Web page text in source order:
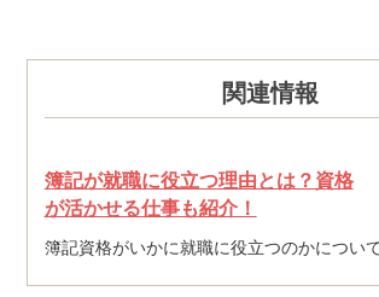
関連情報
簿記が就職に役立つ理由とは？資格
が活かせる仕事も紹介！
簿記資格がいかに就職に役立つのかについ